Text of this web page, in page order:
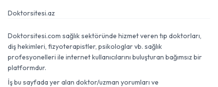
Doktorsitesi.az
Doktorsitesi.com sağlık sektöründe hizmet veren tıp doktorları,
diş hekimleri, fizyoterapistler, psikologlar vb. sağlık
profesyonelleri ile internet kullanıcılarını buluşturan bağımsız bir
platformdur.
İş bu sayfada yer alan doktor/uzman yorumları ve